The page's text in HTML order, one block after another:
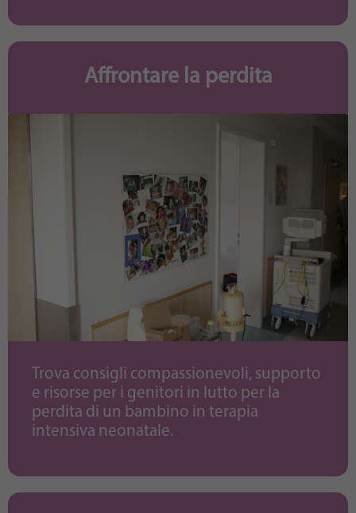
Affrontare la perdita
Trova consigli compassionevoli, supporto
e risorse per i genitori in lutto per la
perdita di un bambino in terapia
intensiva neonatale.